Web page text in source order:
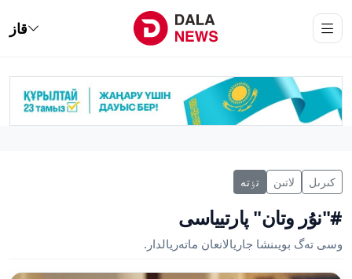
قاز
كىرىل لاتىن تٶتە
#"نۇر وتان" پارتيياسى
وسى تەگ بويىنشا جاريالانعان ماتەريالدار.